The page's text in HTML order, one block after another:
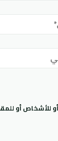
للأشخاص أو